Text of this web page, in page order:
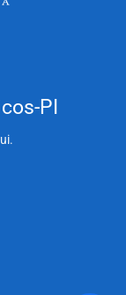
PI